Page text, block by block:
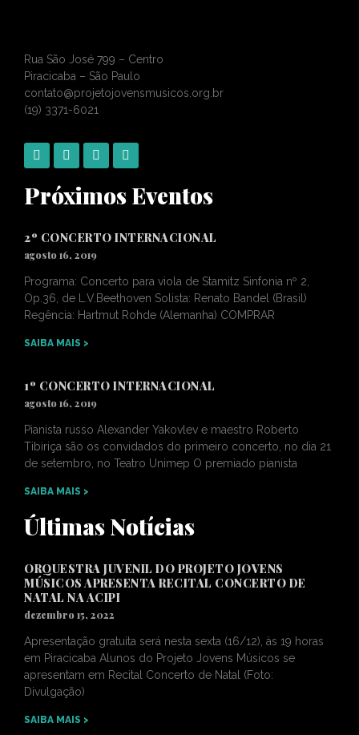
Rua São José 799 – Centro
Piracicaba – São Paulo
contato@projetojovensmusicos.org.br
(19) 3371-6021
Próximos Eventos
2º CONCERTO INTERNACIONAL
agosto 16, 2019
Programa: Concerto para viola de Stamitz Sinfonia nº 2,
Op.36, de L.V.Beethoven Solista: Renato Bandel (Brasil)
Regência: Hartmut Rohde (Alemanha) COMPRAR
SAIBA MAIS >
1º CONCERTO INTERNACIONAL
agosto 16, 2019
Pianista russo Alexander Yakovlev e maestro Roberto
Tibiriça são os convidados do primeiro concerto, no dia 21
de setembro, no Teatro Unimep O premiado pianista
SAIBA MAIS >
Últimas Notícias
ORQUESTRA JUVENIL DO PROJETO JOVENS
MÚSICOS APRESENTA RECITAL CONCERTO DE
NATAL NA ACIPI
dezembro 15, 2022
Apresentação gratuita será nesta sexta (16/12), às 19 horas
em Piracicaba Alunos do Projeto Jovens Músicos se
apresentam em Recital Concerto de Natal (Foto:
Divulgação)
SAIBA MAIS >